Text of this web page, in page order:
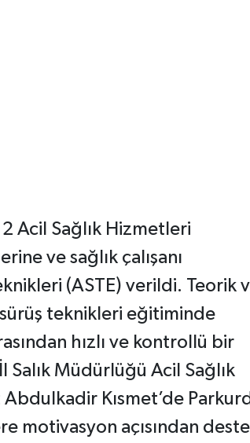
Acil Sağlık Hizmetleri
ve sağlık çalışanı
(ASTE) verildi. Teorik
teknikleri eğitiminde
hızlı ve kontrollü bir
Salık Müdürlüğü Acil Sağlık
Kısmet’de
motivasyon açısından